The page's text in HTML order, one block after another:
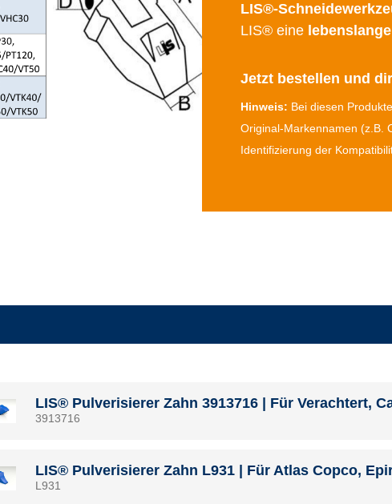
LIS®-
LIS® eine
Jetzt bestellen und
Hinweis: Bei diesen
Original-Markennamen (z.B.
Identifizierung der
LIS® Pulverisierer Zahn 3913716 | Für Verachtert,
3913716
LIS® Pulverisierer Zahn L931 | Für Atlas Copco,
L931